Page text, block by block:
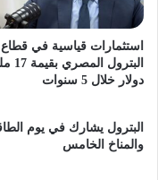
استثمارات قياسية في قطاع
البترول
دولار خلال 5 سنوات
البترول يشارك في يوم
والمناخ الخامس